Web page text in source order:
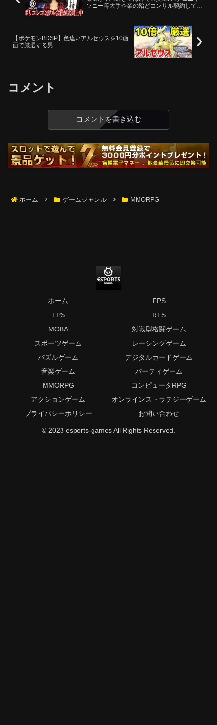
ソニー等大手企業の殆どコンサル契約してい
【ポケモンBDSP】色違いアルセウスを10画
面で厳選する男
コメント
コメントを書き込む
ホーム ゲームジャンル MMORPG
ホーム
FPS
TPS
RTS
MOBA
対戦型格闘ゲーム
スポーツゲーム
レーシングゲーム
パズルゲーム
デジタルカードゲーム
音楽ゲーム
パーティゲーム
MMORPG
コンピュータRPG
アクションゲーム
オンラインストラテジーゲーム
プライバシーポリシー
お問い合わせ
© 2023 esports-games All Rights Reserved.